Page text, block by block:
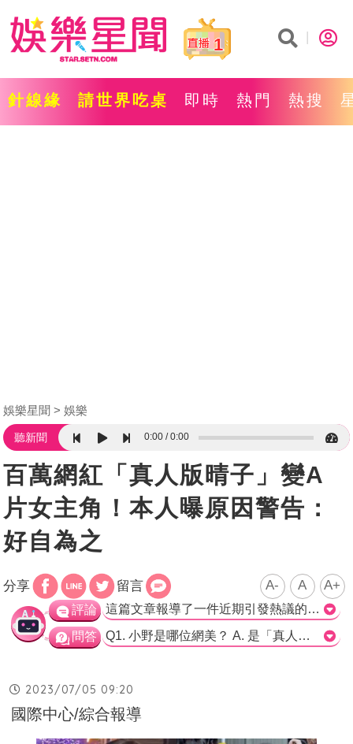
1
針線緣 請世界吃桌 即時 熱門 熱搜
娛樂星聞 娛樂
聽新聞 0:00 0:00
百萬網紅「真人版晴子」變A
片女主角！本人曝原因警告：
好自為之
分享 留言 A- A A+
評論 這篇文章報導了一件近期引發熱議的事件，涉及知名網美小野被換臉製作成A片女主角的事件。小野在社交平台抖音上擁有超過600萬粉絲，對於這樣的負面事件，她嚴正回應並透露已蒐集證據並準備提告。文章提到了相關法律條款和其所處刑責，希望提醒大家勿加入跪求、私給等行列以免觸法。整篇文章客觀報導了事件經過和相關資訊，而且給予相關法律條款和相關刑責的解說，呼籲大家勿參與其中，可以為社會大眾帶來警示和提醒的效果，是一篇符合新聞專業素養的文章。>
問答 Q1. 小野是哪位網美？ A. 是「真人版赤木晴子」 B. 是「真人版海南雞飯」 C. 是「真人版花甲粉湯」 正確答案：A Q2. 小野遭到的網路誹謗是什麼？ A. 她在社交平台抖音的粉絲人數不夠多 B. 她在社交平台抖音的影片都違反了規定 C. 她被冠上了A片女主角的名號 正確答案：C Q3. 網友分享與散布散播黃色物品，依據刑法第幾條規定會被處罰？ A. 第235條 B. 第333條 C. 第541條 正確答案：A
2023/07/05 09:20
國際中心/綜合報導